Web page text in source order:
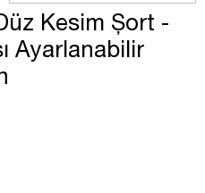
Kesim Şort -
Ayarlanabilir